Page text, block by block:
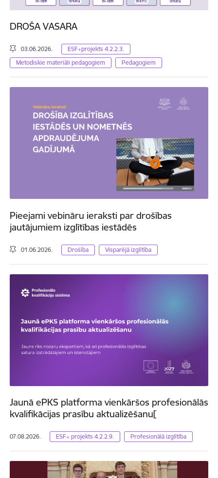
DROŠA VASARA
03.06.2026.
ESF+projekts 4.2.2.3.
Metodiskie materiāli pedagogiem
Pedagogiem
Pieejami vebināru ieraksti par drošības
jautājumiem izglītības iestādēs
01.06.2026. Drošība Visparējā izglītība
Jaunā ePKS platforma vienkāršos profesionālās
kvalifikācijas prasību aktualizēšanu[
07.08.2026. ESF+ projekts 4.2.2.9. Profesionālā izglītība